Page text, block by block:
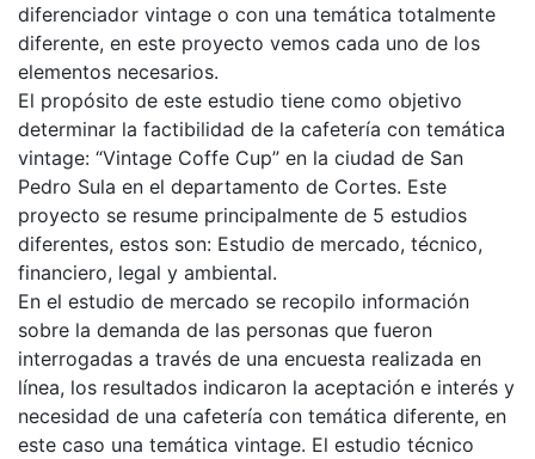
diferenciador vintage o con una temática totalmente
diferente, en este proyecto vemos cada uno de los
elementos necesarios.
El propósito de este estudio tiene como objetivo
determinar la factibilidad de la cafetería con temática
vintage: “Vintage Coffe Cup” en la ciudad de San
Pedro Sula en el departamento de Cortes. Este
proyecto se resume principalmente de 5 estudios
diferentes, estos son: Estudio de mercado, técnico,
financiero, legal y ambiental.
En el estudio de mercado se recopilo información
sobre la demanda de las personas que fueron
interrogadas a través de una encuesta realizada en
línea, los resultados indicaron la aceptación e interés y
necesidad de una cafetería con temática diferente, en
este caso una temática vintage. El estudio técnico